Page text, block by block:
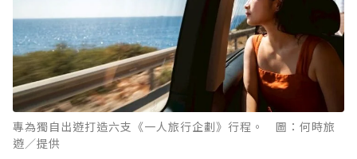
專為獨自出遊打造六支《一人旅行企劃》行程。 圖：何時旅
遊／提供